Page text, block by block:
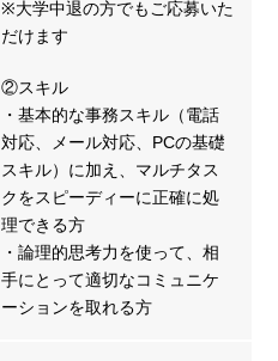
※大学中退の方でもご応募いた
だけます
②スキル
・基本的な事務スキル（電話
対応、メール対応、PCの基礎
スキル）に加え、マルチタス
クをスピーディーに正確に処
理できる方
・論理的思考力を使って、相
手にとって適切なコミュニケ
ーションを取れる方